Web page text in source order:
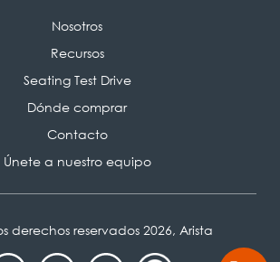
Nosotros
Recursos
Seating Test Drive
Dónde comprar
Contacto
Únete a nuestro equipo
derechos reservados 2026, Arista